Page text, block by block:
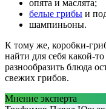
опята и маслята;
белые грибы и
шампиньоны.
К тому же, коробки-
найти для себя какой-
разнообразить блюда
свежих грибов.
Мнение эксперта